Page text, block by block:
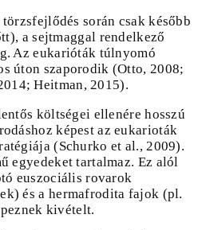
során csak később
a sejtmaggal rendelkező
Az eukarióták túlnyomó
úton szaporodik (Otto, 2008;
Heitman, 2015).
költségei ellenére hosszú
képest az eukarioták
(Schurko et al., 2009).
egyedeket tartalmaz. Ez alól
euszociális rovarok
és a hermafrodita fajok (pl.
kivételt.